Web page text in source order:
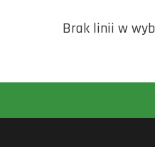
Brak linii w